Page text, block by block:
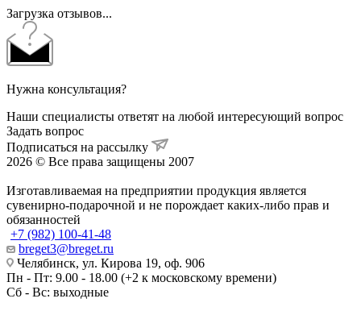
Загрузка отзывов...
Нужна консультация?
Наши специалисты ответят на любой интересующий вопрос
Задать вопрос
Подписаться на рассылку
2026 © Все права защищены 2007
Изготавливаемая на предприятии продукция является
сувенирно-подарочной и не порождает каких-либо прав и
обязанностей
+7 (982) 100-41-48
breget3@breget.ru
Челябинск, ул. Кирова 19, оф. 906
Пн - Пт: 9.00 - 18.00 (+2 к московскому времени)
Сб - Вс: выходные